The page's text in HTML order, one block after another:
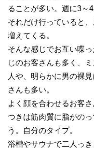
ることが多い。週に3～
それだけ行っていると
増えてくる。
そんな感じでお互い喋
じのお客さんも多く、
人や、明らかに男の裸
さんも多い。
よく顔を合わせるお客
つきは筋肉質に脂がの
う。自分のタイプ。
浴槽やサウナで二人っ